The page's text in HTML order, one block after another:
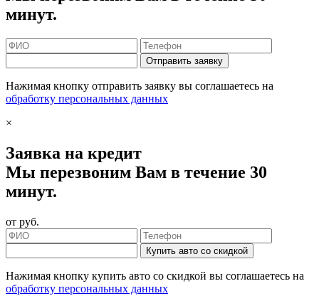
минут.
Отправить заявку
Нажимая кнопку отправить заявку вы соглашаетесь на
обработку персональных данных
×
Заявка на кредит
Мы перезвоним Вам в течение 30
минут.
от руб.
Купить авто со скидкой
Нажимая кнопку купить авто со скидкой вы соглашаетесь на
обработку персональных данных